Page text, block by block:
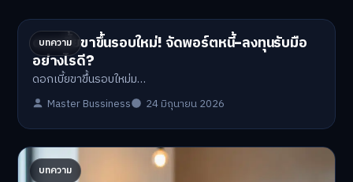
บทความ
ดอกเบี้ยขาขึ้นรอบใหม่! จัดพอร์ตหนี้-ลงทุนรับมือ
อย่างไรดี?
ดอกเบี้ยขาขึ้นรอบใหม่ม…
Master Bussiness 24 มิถุนายน 2026
บทความ
ปรับพอร์ตรับ ‘เงินดิจิทัล 2.0’ จัดสรรงบอย่างไรไม่